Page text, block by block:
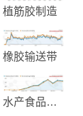
植筋胶制造
橡胶输送带
水产食品加工和大豆食品机械制